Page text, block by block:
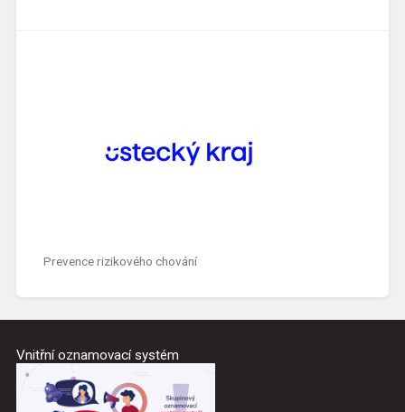
Prevence rizikového chování
Vnitřní oznamovací systém